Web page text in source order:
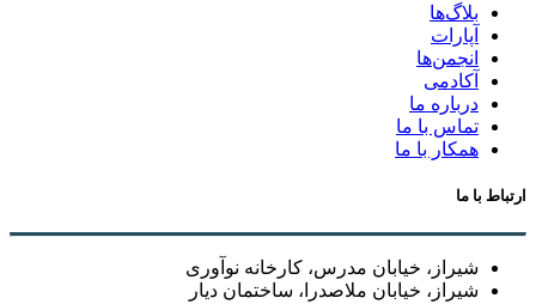
بلاگ‌ها
آپارات
انجمن‌ها
آکادمی
درباره ما
تماس با ما
همکار با ما
ارتباط با ما
شیراز، خیابان مدرس، کارخانه نوآوری
شیراز، خیابان ملاصدرا، ساختمان دیار